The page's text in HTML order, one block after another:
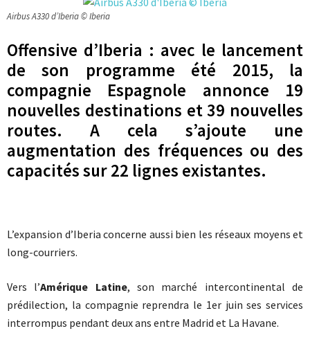
Airbus A330 d’Iberia © Iberia
Offensive d’Iberia : avec le lancement
de son programme été 2015, la
compagnie Espagnole annonce 19
nouvelles destinations et 39 nouvelles
routes. A cela s’ajoute une
augmentation des fréquences ou des
capacités sur 22 lignes existantes.
L’expansion d’Iberia concerne aussi bien les réseaux moyens et
long-courriers.
Vers l’Amérique Latine, son marché intercontinental de
prédilection, la compagnie reprendra le 1er juin ses services
interrompus pendant deux ans entre Madrid et La Havane.